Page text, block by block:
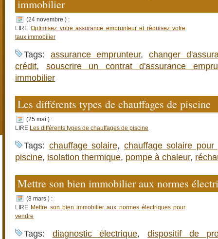
immobilier
(24 novembre ) :
LIREOptimisez votre assurance emprunteur et réduisez votre
taux immobilier
Tags: assurance emprunteur,changer
crédit, souscrire un contrat d'assurance
immobilier
Les différents types de chauffages de piscine
(25 mai ) :
LIRE Les différents types de chauffages de piscine
Tags: chauffage solaire, chauffage solaire pour
piscine, isolation thermique, pompe à chaleur,
Mettre son bien immobilier aux normes
(8 mars ) :
LIRE Mettre son bien immobilier aux normes électriques pour
vendre
Tags: diagnostic électrique,dispositif de